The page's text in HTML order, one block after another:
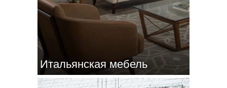
Итальянская мебель